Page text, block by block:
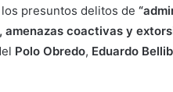
presuntos delitos de
coactivas y
Polo Obredo, Eduardo